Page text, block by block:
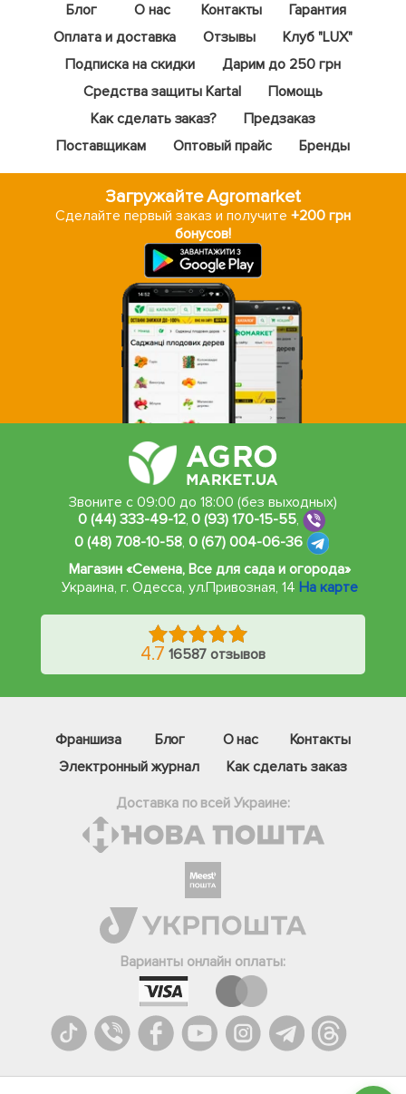
Блог О нас Контакты
Гарантия
Оплата и доставка
Отзывы
Клуб "LUX"
Подписка на скидки
Дарим до 250 грн
Средства защиты Kartal
Помощь
Как сделать заказ?
Предзаказ
Поставщикам
Оптовый прайс Бренды
Загружайте Agromarket
Сделайте первый заказ и получите +200 грн
бонусов!
Звоните с 09:00 до 18:00 (без выходных)
0 (44) 333-49-12,0 (93) 170-15-55,
0 (48) 708-10-58, 0 (67) 004-06-36
Магазин «Семена, Все для сада и огорода»
Украина, г. Одесса, ул.Привозная, 14 На карте
4.7 16587 отзывов
Франшиза Блог О нас
Контакты
Электронный журнал
Как сделать заказ
Доставка по всей Украине:
Варианты онлайн оплаты:
Телеграм
Вайбер
Онлайн чат